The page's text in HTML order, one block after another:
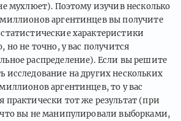
мухлюет). Поэтому изучив несколько
аргентинцев вы получите
характеристики
но не точно, у вас получится
распределение). Если вы решите
исследование на других нескольких
аргентинцев, то у вас
практически тот же результат (при
вы не манипулировали выборками,